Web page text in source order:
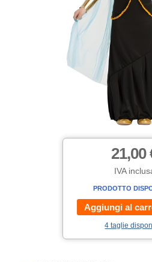
21,00
IVA
PRODOTTO
Aggiungi al
4 taglie